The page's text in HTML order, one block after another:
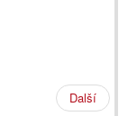
Další